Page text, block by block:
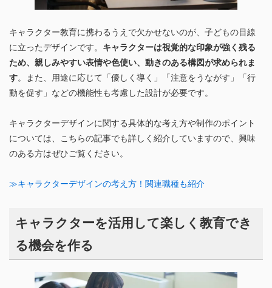
キャラクター教育に携わるうえで欠かせないのが、子どもの目線
に立ったデザインです。 キャラクターは視覚的な印象が強く残る
ため、親しみやすい表情や色使い、動きのある構図が求められま
す。また、用途に応じて「優しく導く」「注意をうながす」「行
動を促す」などの機能性も考慮した設計が必要です。
キャラクターデザインに関する具体的な考え方や制作のポイント
については、こちらの記事でも詳しく紹介していますので、興味
のある方はぜひご覧ください。
≫キャラクターデザインの考え方！関連職種も紹介
キャラクターを活用して楽しく教育でき
る機会を作る